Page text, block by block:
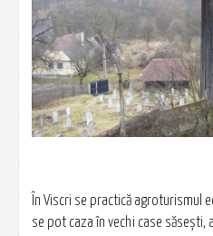
În Viscri se practică agroturismul
se pot caza în vechi case săseşti,